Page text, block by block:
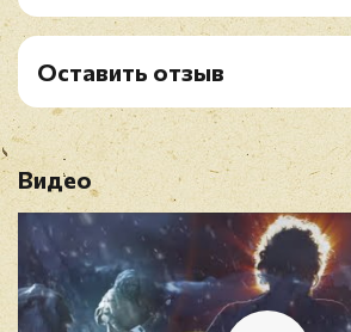
B2. Crack The Skye
B3. The Last Baron
Оставить отзыв
Имя*
E-mail *
Видео